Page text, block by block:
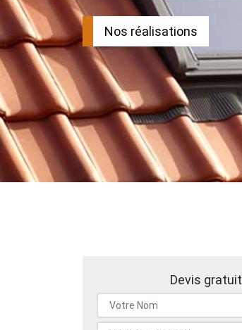
Nos réalisations
Devis gratuit